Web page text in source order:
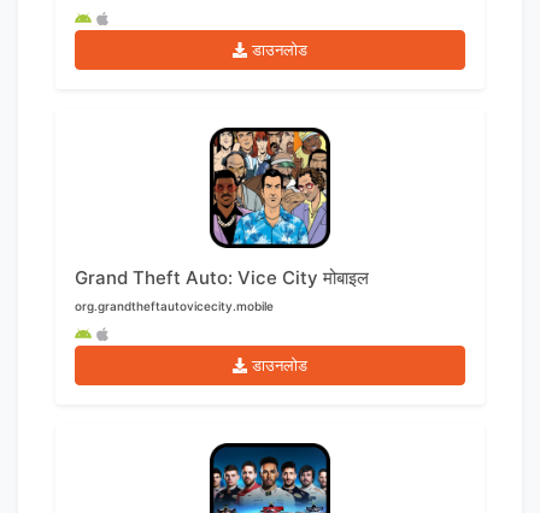
डाउनलोड
Grand Theft Auto: Vice City मोबाइल
org.grandtheftautovicecity.mobile
डाउनलोड